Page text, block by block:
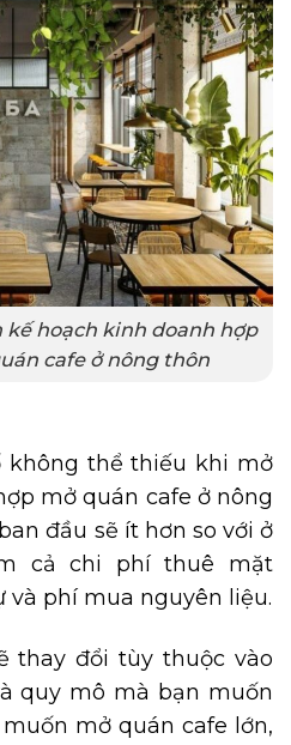
kế hoạch kinh doanh hợp
cafe ở nông thôn
không thể thiếu khi mở
mở quán cafe ở nông
đầu sẽ ít hơn so với ở
cả chi phí thuê mặt
và phí mua nguyên liệu.
thay đổi tùy thuộc vào
quy mô mà bạn muốn
mở quán cafe lớn,